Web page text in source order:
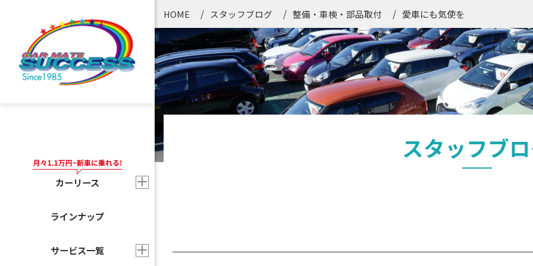
カーリース
ラインナップ
サービス一覧
HOME スタッフブログ 整備・車検・部品取付 愛車にも気使を
スタッフブ